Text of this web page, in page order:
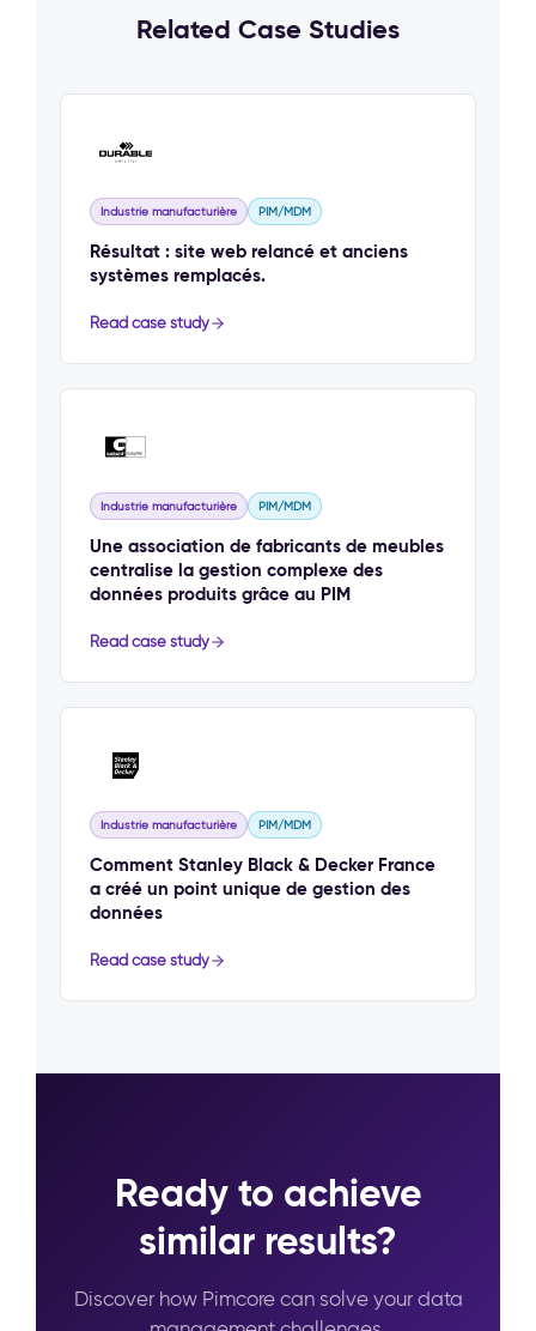
Related Case Studies
Industrie manufacturière PIM/MDM
Résultat : site web relancé et anciens
systèmes remplacés.
Read case study
Industrie manufacturière PIM/MDM
Une association de fabricants de meubles
centralise la gestion complexe des
données produits grâce au PIM
Read case study
Industrie manufacturière PIM/MDM
Comment Stanley Black & Decker France
a créé un point unique de gestion des
données
Read case study
Ready to achieve
similar results?
Discover how Pimcore can solve your data